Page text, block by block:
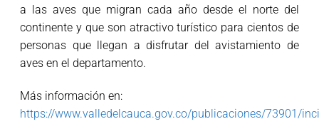
a las aves que migran cada año desde el norte del
continente y que son atractivo turístico para cientos de
personas que llegan a disfrutar del avistamiento de
aves en el departamento.
Más información en:
https://www.valledelcauca.gov.co/publicaciones/73901/